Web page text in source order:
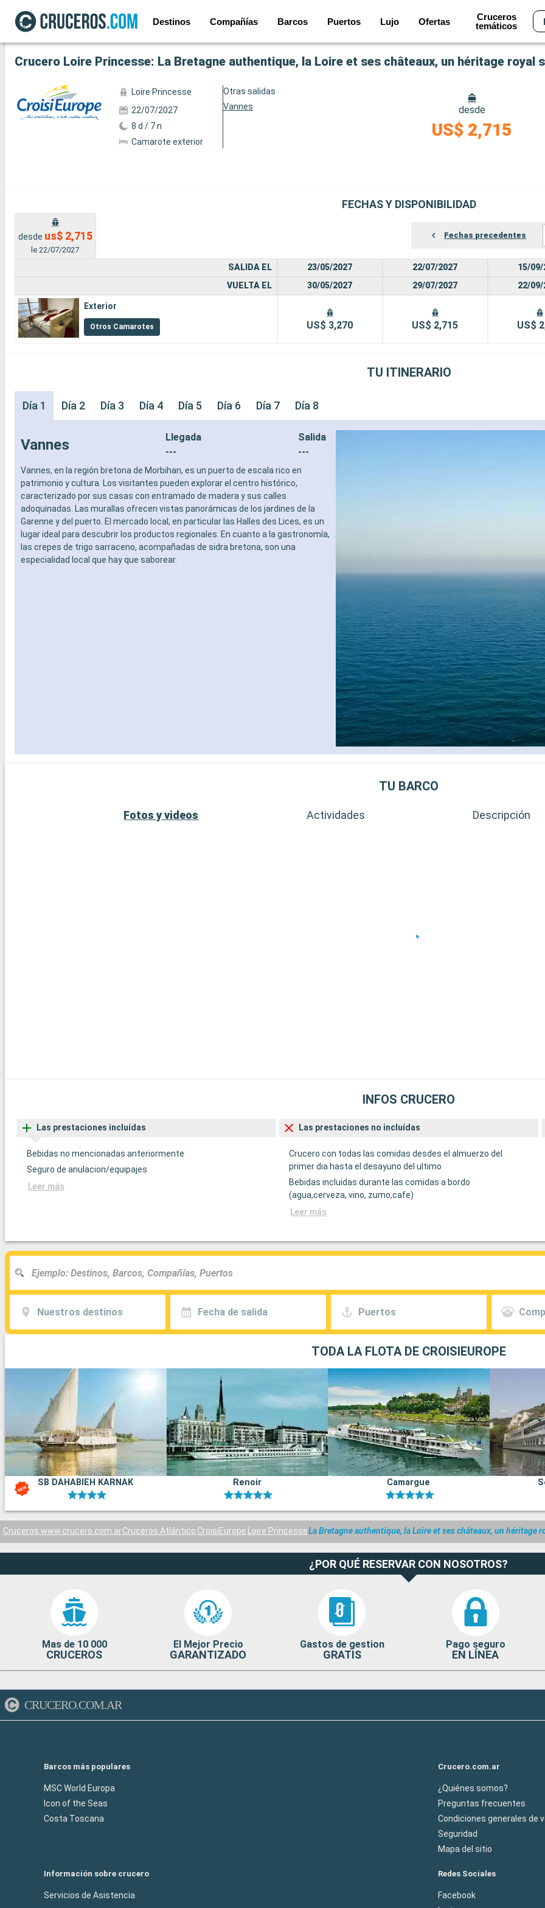
Destinos Compañías Barcos Puertos Lujo Ofertas
Cruceros
temáticos
Ver las 20 fotos siguientes
Crucero Loire Princesse: La Bretagne authentique, la Loire et ses châteaux, un héritage royal
Loire Princesse
22/07/2027
8 d / 7 n
Camarote exterior
Otras salidas
Vannes
desde
US$ 2,715
FECHAS Y DISPONIBILIDAD
desde us$ 2,715
le 22/07/2027
Fechas precedentes
SALIDA EL
VUELTA EL
Exterior
Otros Camarotes
23/05/2027
30/05/2027
US$ 3,270
22/07/2027
29/07/2027
US$ 2,715
15/09/
22/09/
US$
TU ITINERARIO
Día 1 Día 2 Día 3 Día 4 Día 5 Día 6 Día 7 Día 8
Vannes
Llegada
---
Salida
---
Vannes, en la región bretona de Morbihan, es un puerto de escala rico en
patrimonio y cultura. Los visitantes pueden explorar el centro histórico,
caracterizado por sus casas con entramado de madera y sus calles
adoquinadas. Las murallas ofrecen vistas panorámicas de los jardines de la
Garenne y del puerto. El mercado local, en particular las Halles des Lices, es un
lugar ideal para descubrir los productos regionales. En cuanto a la gastronomía,
las crepes de trigo sarraceno, acompañadas de sidra bretona, son una
especialidad local que hay que saborear.
TU BARCO
Fotos y videos Actividades Descripción
INFOS CRUCERO
Las prestaciones incluídas
Bebidas no mencionadas anteriormente
Seguro de anulacion/equipajes
Leer más
Las prestaciones no incluídas
Crucero con todas las comidas desdes el almuerzo del
primer dia hasta el desayuno del ultimo
Bebidas incluidas durante las comidas a bordo
(agua,cerveza, vino, zumo,cafe)
Leer más
Nuestros destinos Fecha de salida Puertos
TODA LA FLOTA DE CROISIEUROPE
SB DAHABIEH KARNAK Renoir Camargue
Cruceros www.crucero.com.arCruceros Atlántico CroisiEurope Loire PrincesseLa Bretagne authentique, la Loire et ses châteaux, un héritage
¿POR QUÉ RESERVAR CON NOSOTROS?
Mas de 10 000
CRUCEROS
El Mejor Precio
GARANTIZADO
Gastos de gestion
GRATIS
Pago seguro
EN LÍNEA
CRUCERO.COM.AR
Barcos más populares
MSC World Europa
Icon of the Seas
Costa Toscana
Crucero.com.ar
¿Quiénes somos?
Preguntas frecuentes
Condiciones generales de
Seguridad
Mapa del sitio
Información sobre crucero
Servicios de Asistencia
Redes Sociales
Facebook